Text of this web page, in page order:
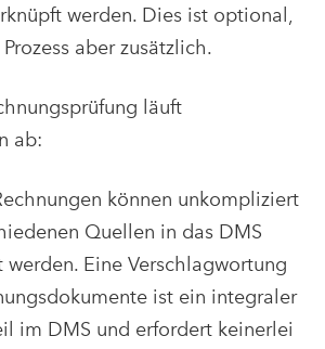
werden. Dies ist optional,
aber zusätzlich.
läuft
ab:
können unkompliziert
Quellen in das DMS
Eine Verschlagwortung
ist ein integraler
im DMS und erfordert keinerlei